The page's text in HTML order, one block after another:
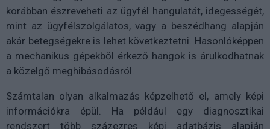
korábban észreveheti az ügyfél hangulatát, idegességét,
mint az ügyfélszolgálatos, vagy a beszédhang alapján
akár betegségekre is lehet következtetni. Hasonlóképpen
a mechanikus gépekből érkező hangok is árulkodhatnak
a közelgő meghibásodásról.
Számtalan olyan alkalmazás képzelhető el, amely képi
információkra épül. Ha például egy diagnosztikai
rendszert több százezres képi adatbázis alapján